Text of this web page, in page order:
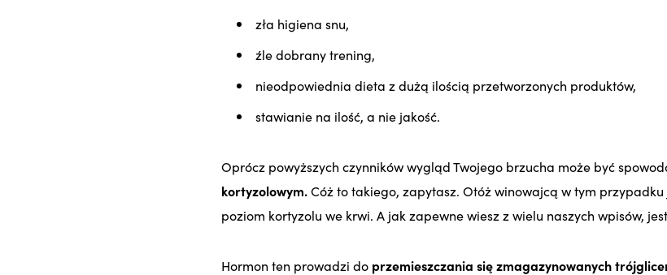
zła higiena snu,
źle dobrany trening,
nieodpowiednia dieta z dużą ilością przetworzonych produktów,
stawianie na ilość, a nie jakość.
Oprócz powyższych czynników wygląd Twojego brzucha może być
kortyzolowym.Cóż to takiego, zapytasz. Otóż winowajcą w tym przypadku
poziom kortyzolu we krwi. A jak zapewne wiesz z wielu naszych wpisów,
Hormon ten prowadzi do przemieszczania się zmagazynowanych